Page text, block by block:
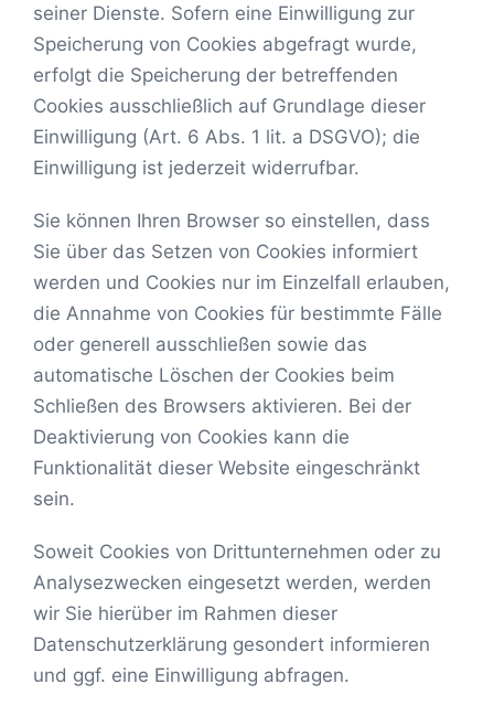
seiner Dienste. Sofern eine Einwilligung zur
Speicherung von Cookies abgefragt wurde,
erfolgt die Speicherung der betreffenden
Cookies ausschließlich auf Grundlage dieser
Einwilligung (Art. 6 Abs. 1 lit. a DSGVO); die
Einwilligung ist jederzeit widerrufbar.
Sie können Ihren Browser so einstellen, dass
Sie über das Setzen von Cookies informiert
werden und Cookies nur im Einzelfall erlauben,
die Annahme von Cookies für bestimmte Fälle
oder generell ausschließen sowie das
automatische Löschen der Cookies beim
Schließen des Browsers aktivieren. Bei der
Deaktivierung von Cookies kann die
Funktionalität dieser Website eingeschränkt
sein.
Soweit Cookies von Drittunternehmen oder zu
Analysezwecken eingesetzt werden, werden
wir Sie hierüber im Rahmen dieser
Datenschutzerklärung gesondert informieren
und ggf. eine Einwilligung abfragen.